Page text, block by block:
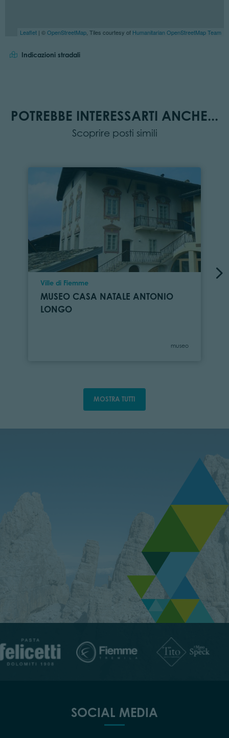
Leaflet | ©OpenStreetMap, Tiles courtesy of Humanitarian OpenStreetMap Team
Indicazioni stradali
POTREBBE INTERESSARTI ANCHE...
Scoprire posti simili
Località
Ville di Fiemme
MUSEO CASA NATALE ANTONIO
LONGO
Categoria
museo
MOSTRA TUTTI
SOCIAL MEDIA